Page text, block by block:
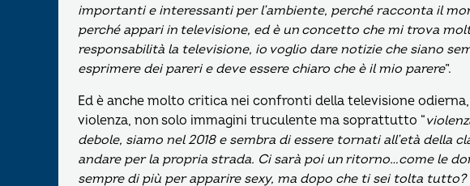
importanti e interessanti per l’ambiente, perché racconta il
perché appari in televisione, ed è un concetto che mi trova
responsabilità la televisione, io voglio dare notizie che siano
esprimere dei pareri e deve essere chiaro che è il mio parere”.
Ed è anche molto critica nei confronti della televisione
violenza, non solo immagini truculente ma soprattutto “
debole, siamo nel 2018 e sembra di essere tornati all’età della
andare per la propria strada. Ci sarà poi un ritorno…come le
sempre di più per apparire sexy, ma dopo che ti sei tolta